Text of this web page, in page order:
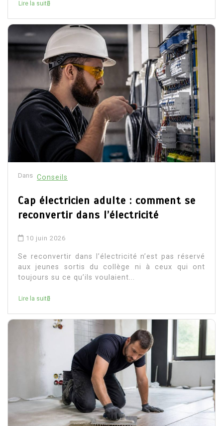
Lire la suite
Dans Conseils
Cap électricien adulte : comment se
reconvertir dans l’électricité
10 juin 2026
Se reconvertir dans l’électricité n’est pas réservé
aux jeunes sortis du collège ni à ceux qui ont
toujours su ce qu’ils voulaient...
Lire la suite